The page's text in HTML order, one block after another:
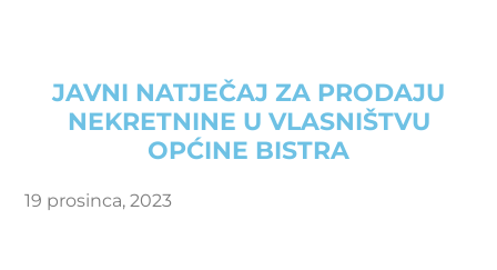
JAVNI NATJEČAJ ZA PRODAJU
NEKRETNINE U VLASNIŠTVU
OPĆINE BISTRA
19 prosinca, 2023